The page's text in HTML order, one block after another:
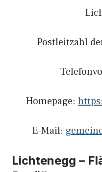
Postleitzahl
Homepage:
E-Mail:
Lichtenegg –